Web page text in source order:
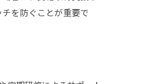
を防ぐことが重要で